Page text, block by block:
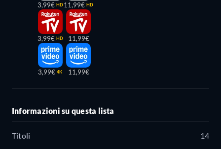
3,99€ HD
3,99€ HD
3,99€ 4K
11,99€ HD
11,99€
11,99€
Informazioni su questa lista
Titoli 14